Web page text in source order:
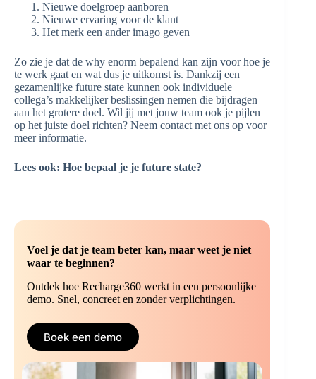
Nieuwe doelgroep aanboren
Nieuwe ervaring voor de klant
Het merk een ander imago geven
Zo zie je dat de why enorm bepalend kan zijn voor hoe je
te werk gaat en wat dus je uitkomst is. Dankzij een
gezamenlijke future state kunnen ook individuele
collega’s makkelijker beslissingen nemen die bijdragen
aan het grotere doel. Wil jij met jouw team ook je pijlen
op het juiste doel richten? Neem contact met ons op voor
meer informatie.
Lees ook: Hoe bepaal je je future state?
Voel je dat je team beter kan, maar weet je niet
waar te beginnen?
Ontdek hoe Recharge360 werkt in een persoonlijke
demo. Snel, concreet en zonder verplichtingen.
Boek een demo